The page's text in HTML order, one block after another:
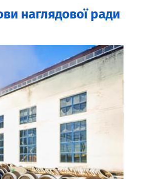
наглядової ради